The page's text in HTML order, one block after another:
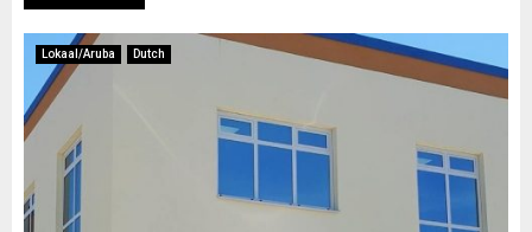
Lokaal/Aruba Dutch